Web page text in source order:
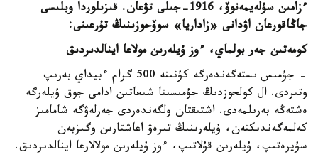
ءزامىن سۇلەيمەنوۆ، 1916-جىلى تۋعان. قىزىلوردا وبلىسى
جاڭاقورعان اۋدانى «زاداريا» سوۆحوزىنىڭ تۇرعىنى:
كومەتىن جەر بولماي، ءوز ۇيلەرىن مولاعا اينالدىردىق
- جۇمىس ىستەگەندەرگە كۇنىنە 500 گرام ءبيداي بەرىپ
وتىردى. ال كولحوزدىڭ جۇمىسىنا شىعاتىن ادامى جوق ۇيلەرگە
ەشتەڭە بەرىلمەدى. اشتىقتان ولگەندەردى جەرلەۋگە شامامىز
كەلمەگەندىكتەن، ۇيلەرىنىڭ تىرەۋ اعاشتارىن وگىزبەن
سۇيرەتىپ، ۇيلەرىن قۇلاتىپ، ءوز ۇيلەرىن مولالارعا اينالدىردىق.